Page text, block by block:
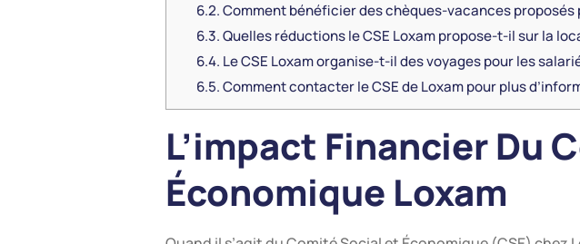
6.2.Comment bénéficier des chèques-vacances proposés
6.3.Quelles réductions le CSE Loxam propose-t-il sur la
6.4. Le CSE Loxam organise-t-il des voyages pour les
6.5.Comment contacter le CSE de Loxam pour plus
L’impact Financier Du
Économique Loxam